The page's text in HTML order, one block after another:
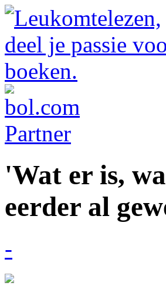
'Wat er is,
eerder al
-